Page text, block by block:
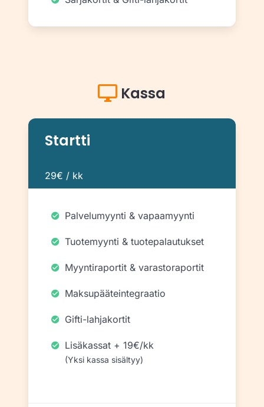
Kassa
Startti
29€ / kk
Palvelumyynti & vapaamyynti
Tuotemyynti & tuotepalautukset
Myyntiraportit & varastoraportit
Maksupääteintegraatio
Gifti-lahjakortit
Lisäkassat + 19€/kk
(Yksi kassa sisältyy)